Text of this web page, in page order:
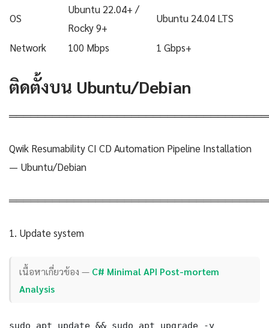
OS
Ubuntu 22.04+ /
Rocky 9+
Ubuntu 24.04 LTS
Network 100 Mbps 1 Gbps+
ติดตั้งบน Ubuntu/Debian
Qwik Resumability CI CD Automation Pipeline Installation
— Ubuntu/Debian
1. Update system
เนื้อหาเกี่ยวข้อง — C# Minimal API Post-mortem
Analysis
sudo apt update && sudo apt upgrade -y